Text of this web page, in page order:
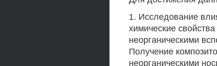
1. Исследование
химические
неорганическими
Получение
неорганическими